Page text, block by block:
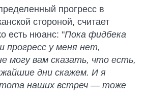
прогресс в
стороной, считает
есть нюанс: "Пока фидбека
прогресс у меня нет,
могу вам сказать, что есть,
дни скажем. И я
наших встреч — тоже